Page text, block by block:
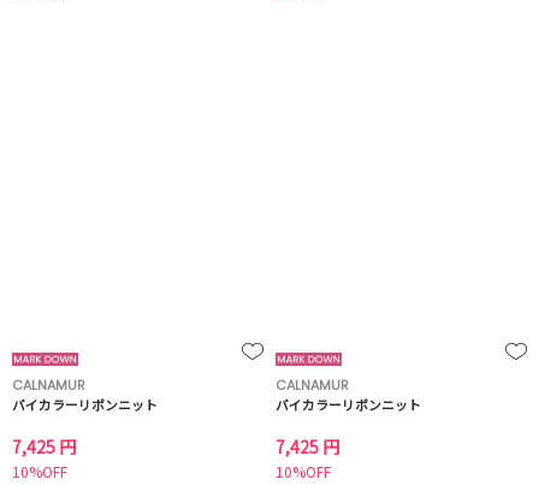
CALNAMUR
バイカラーリボンニット
7,425 円
10%OFF
CALNAMUR
バイカラーリボンニット
7,425 円
10%OFF